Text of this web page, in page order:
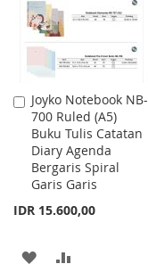
Joyko Notebook NB-
700 Ruled (A5)
Buku Tulis Catatan
Diary Agenda
Bergaris Spiral
Garis Garis
IDR 15.600,00
Add
to
Cart
ADD